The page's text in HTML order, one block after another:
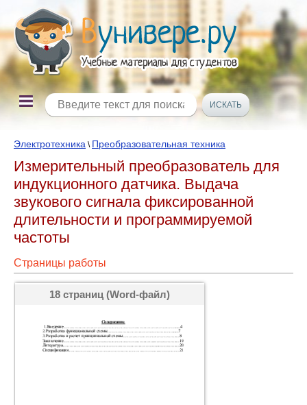
Электротехника \ Преобразовательная техника
Измерительный преобразователь для
индукционного датчика. Выдача
звукового сигнала фиксированной
длительности и программируемой
частоты
Страницы работы
18 страниц (Word-файл)